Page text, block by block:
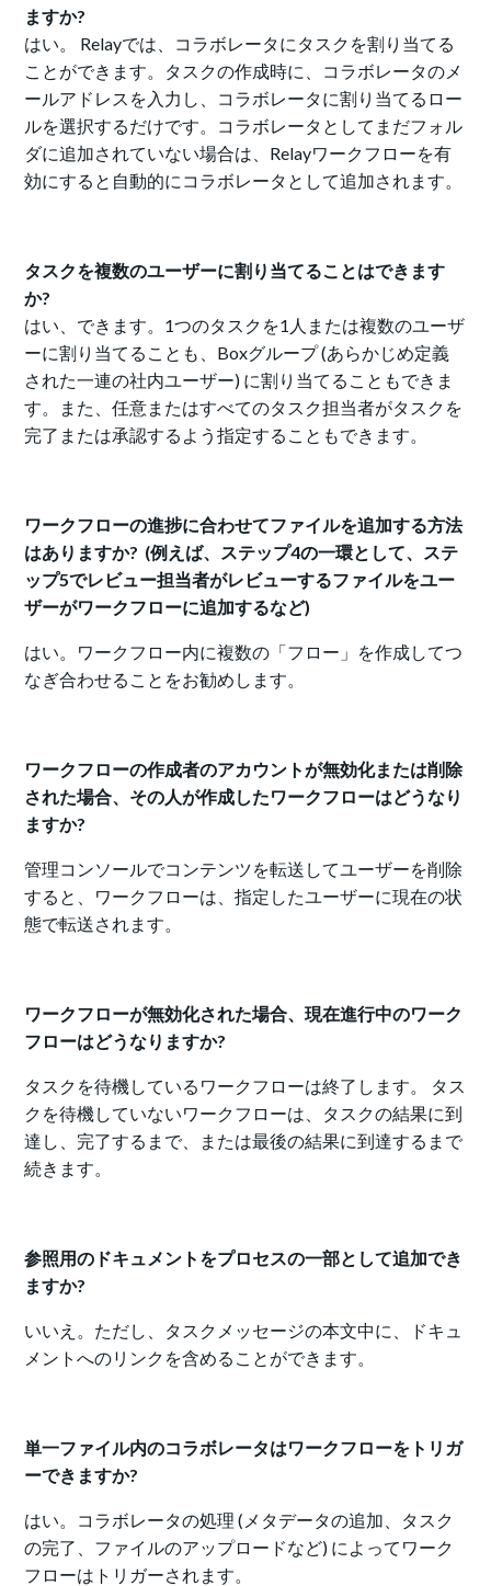
ますか?
はい。 Relayでは、コラボレータにタスクを割り当てる
ことができます。タスクの作成時に、コラボレータのメ
ールアドレスを入力し、コラボレータに割り当てるロー
ルを選択するだけです。コラボレータとしてまだフォル
ダに追加されていない場合は、Relayワークフローを有
効にすると自動的にコラボレータとして追加されます。
タスクを複数のユーザーに割り当てることはできます
か?
はい、できます。1つのタスクを1人または複数のユーザ
ーに割り当てることも、Boxグループ (あらかじめ定義
された一連の社内ユーザー) に割り当てることもできま
す。また、任意またはすべてのタスク担当者がタスクを
完了または承認するよう指定することもできます。
ワークフローの進捗に合わせてファイルを追加する方法
はありますか? (例えば、ステップ4の一環として、ステ
ップ5でレビュー担当者がレビューするファイルをユー
ザーがワークフローに追加するなど)
はい。ワークフロー内に複数の「フロー」を作成してつ
なぎ合わせることをお勧めします。
ワークフローの作成者のアカウントが無効化または削除
された場合、その人が作成したワークフローはどうなり
ますか?
管理コンソールでコンテンツを転送してユーザーを削除
すると、ワークフローは、指定したユーザーに現在の状
態で転送されます。
ワークフローが無効化された場合、現在進行中のワーク
フローはどうなりますか?
タスクを待機しているワークフローは終了します。 タス
クを待機していないワークフローは、タスクの結果に到
達し、完了するまで、または最後の結果に到達するまで
続きます。
参照用のドキュメントをプロセスの一部として追加でき
ますか?
いいえ。ただし、タスクメッセージの本文中に、ドキュ
メントへのリンクを含めることができます。
単一ファイル内のコラボレータはワークフローをトリガ
ーできますか?
はい。コラボレータの処理 (メタデータの追加、タスク
の完了、ファイルのアップロードなど) によってワーク
フローはトリガーされます。